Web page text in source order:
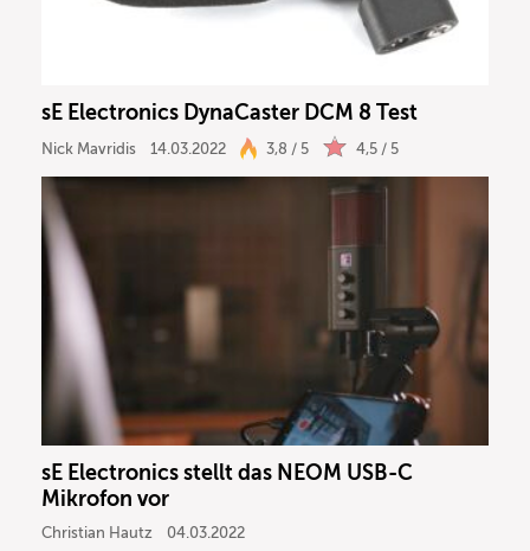
sE Electronics DynaCaster DCM 8 Test
Nick Mavridis 14.03.2022 3,8 / 5 4,5 / 5
sE Electronics stellt das NEOM USB-C
Mikrofon vor
Christian Hautz 04.03.2022